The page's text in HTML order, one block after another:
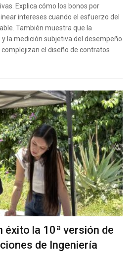
Explica cómo los bonos por
intereses cuando el esfuerzo del
También muestra que la
la medición subjetiva del desempeño
el diseño de contratos
éxito la 10ª versión de
de Ingeniería